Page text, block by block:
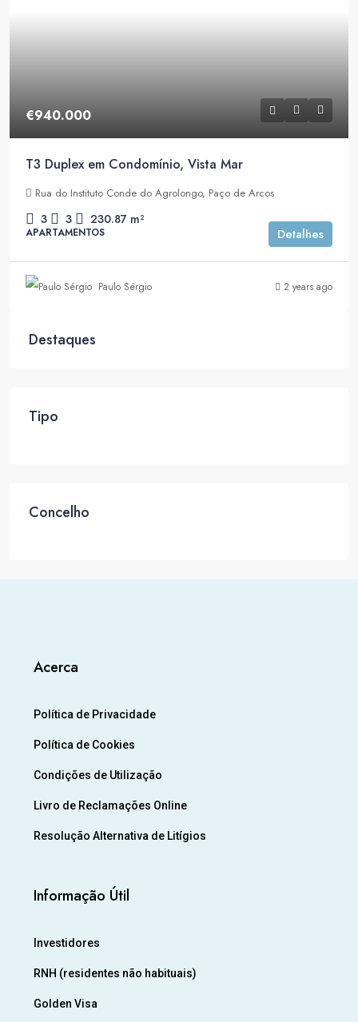
€940.000
T3 Duplex em Condomínio, Vista Mar
Rua do Instituto Conde do Agrolongo, Paço de Arcos
3 3 230.87 m²
APARTAMENTOS Detalhes
Paulo Sérgio 2 years ago
Destaques
Tipo
Concelho
Acerca
Política de Privacidade
Política de Cookies
Condições de Utilização
Livro de Reclamações Online
Resolução Alternativa de Litígios
Informação Útil
Investidores
RNH (residentes não habituais)
Golden Visa